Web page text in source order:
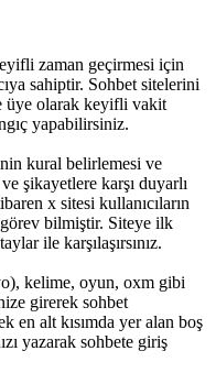
zaman geçirmesi için
sahiptir. Sohbet sitelerini
üye olarak keyifli vakit
yapabilirsiniz.
kural belirlemesi ve
şikayetlere karşı duyarlı
x sitesi kullanıcıların
görev bilmiştir. Siteye ilk
ile karşılaşırsınız.
kelime, oyun, oxm gibi
girerek sohbet
en alt kısımda yer alan boş
yazarak sohbete giriş